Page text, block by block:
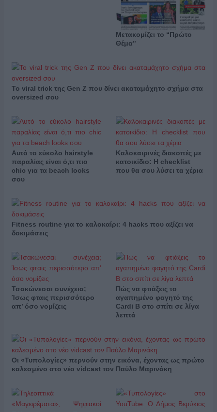
Μετακομίζει το “Πρώτο
Θέμα”
Το viral trick της Gen Z που δίνει ακαταμάχητο σχήμα στα
oversized σου
Αυτό το εύκολο hairstyle
παραλίας είναι ό,τι πιο
chic για τα beach looks
σου
Καλοκαιρινές διακοπές με
κατοικίδιο: Η checklist
που θα σου λύσει τα χέρια
Fitness routine για το καλοκαίρι: 4 hacks που αξίζει να
δοκιμάσεις
Τσακώνεσαι συνέχεια;
Ίσως φταις περισσότερο
απ’ όσο νομίζεις
Πώς να φτιάξεις το
αγαπημένο φαγητό της
Cardi B στο σπίτι σε λίγα
λεπτά
Οι «Τυπολογίες» περνούν στην εικόνα, έχοντας ως πρώτο
καλεσμένο στο νέο vidcast τον Παύλο Μαρινάκη